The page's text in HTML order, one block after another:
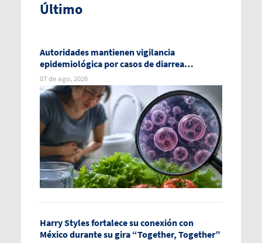
Último
Autoridades mantienen vigilancia
epidemiológica por casos de diarrea
explosiva en México
07 de ago, 2026
Harry Styles fortalece su conexión con
México durante su gira “Together, Together”